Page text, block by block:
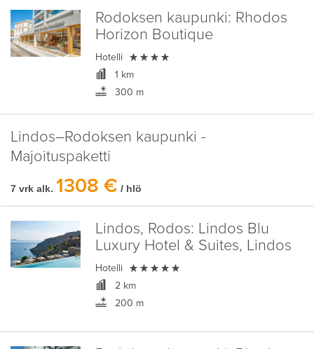
Rodoksen kaupunki: Rhodos
Horizon Boutique
Hotelli 
1 km
300 m
Lindos–Rodoksen kaupunki -
Majoituspaketti
7 vrk alk. 1308 € / hlö
Lindos, Rodos: Lindos Blu
Luxury Hotel & Suites, Lindos
Hotelli 
2 km
200 m